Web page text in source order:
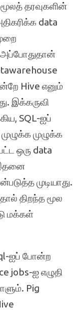
தரவுகளின்
data
அப்போதுதான்
Hive எனும்
இக்கருவி
SQL-ஐப்
முழுக்க
ஒரு data
முடியாது.
திறந்த மூல
மக்கள்
ஐப் போன்ற
jobs-ஐ எழுதி
Pig